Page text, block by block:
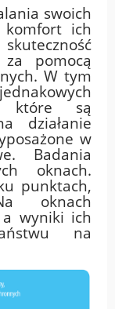
swoich
ich
pomocą
W tym
które są
działanie
w
Badania
oknach.
punktach,
oknach
wyniki ich
na